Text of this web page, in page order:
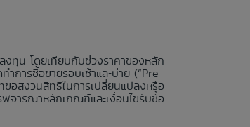
งทุน โดยเทียบกับช่วงราคาของหลัก
การซื้อขายรอบเช้าและบ่าย (“Pre-
อสงวนสิทธิในการเปลี่ยนแปลงหรือ
จารณาหลักเกณฑ์และเงื่อนไขรับซื้อ